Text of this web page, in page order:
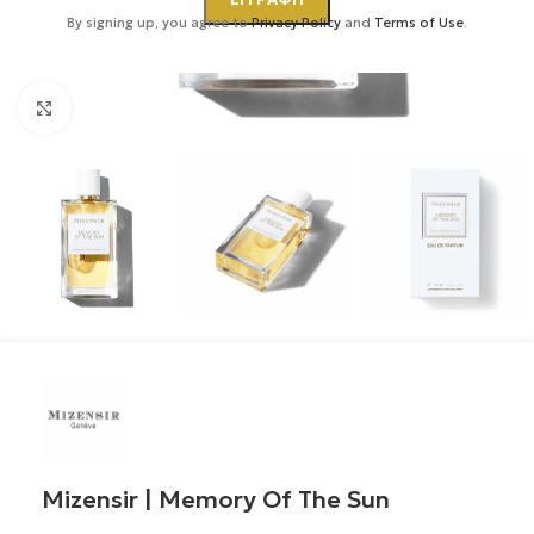
By signing up, you agree toPrivacy Policy and Terms of Use.
Κάντε κλικ για μεγέθυνση
Mizensir | Memory Of The Sun